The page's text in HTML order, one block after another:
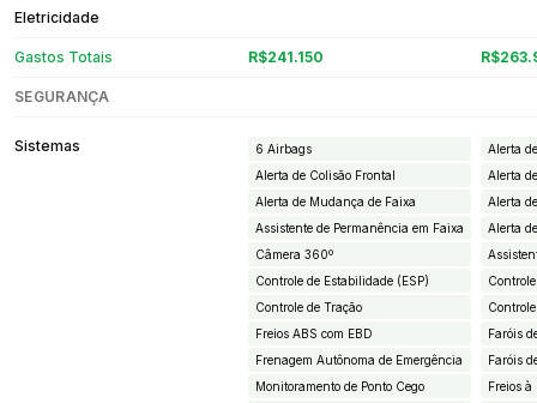
Eletricidade
Gastos Totais R$241.150
SEGURANÇA
Sistemas
6 Airbags
Alerta de Colisão Frontal
Alerta de Mudança de Faixa
Assistente de Permanência em Faixa
Câmera 360º
Controle de Estabilidade (ESP)
Controle de Tração
Freios ABS com EBD
Frenagem Autônoma de Emergência
Monitoramento de Ponto Cego
Alerta
Alerta
Alerta
Alerta
Faróis
Faróis
Freios